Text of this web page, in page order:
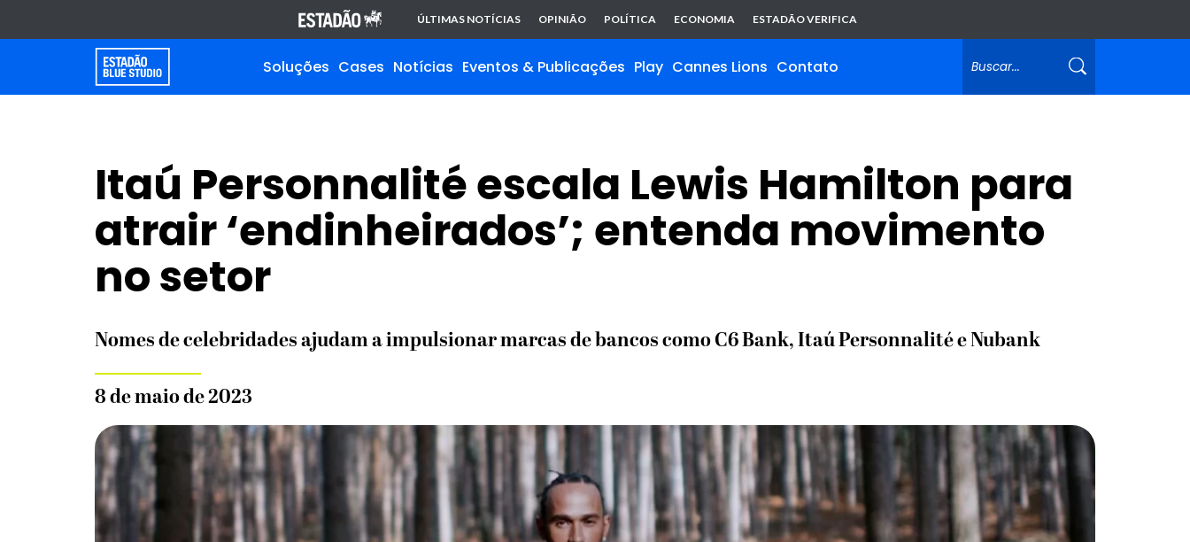
ÚLTIMAS NOTÍCIAS OPINIÃO POLÍTICA ECONOMIA ESTADÃO VERIFICA
Soluções Cases Notícias Eventos & Publicações Play Cannes Lions Contato
Itaú Personnalité escala Lewis Hamilton para
atrair ‘endinheirados’; entenda movimento
no setor
Nomes de celebridades ajudam a impulsionar marcas de bancos como C6 Bank, Itaú Personnalité e Nubank
8 de maio de 2023